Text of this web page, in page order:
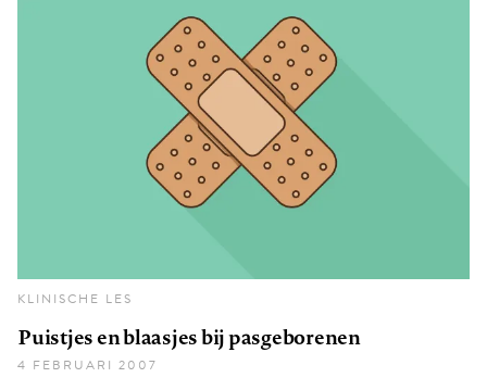
KLINISCHE LES
Puistjes en blaasjes bij pasgeborenen
4 FEBRUARI 2007